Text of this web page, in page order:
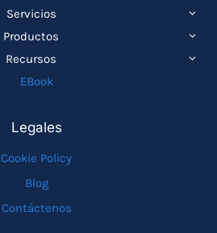
Servicios
HIJO
Productos
HIJO
Recursos
EBook
Legales
Cookie Policy
Blog
Contáctenos